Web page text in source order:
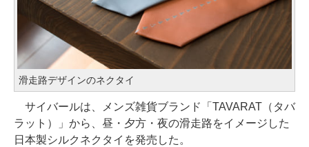
滑走路デザインのネクタイ
サイバールは、メンズ雑貨ブランド「TAVARAT（タバ
ラット）」から、昼・夕方・夜の滑走路をイメージした
日本製シルクネクタイを発売した。